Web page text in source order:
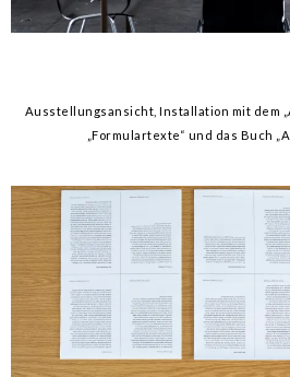
Ausstellungsansicht, Installation mit dem
„Formulartexte“ und das Buch